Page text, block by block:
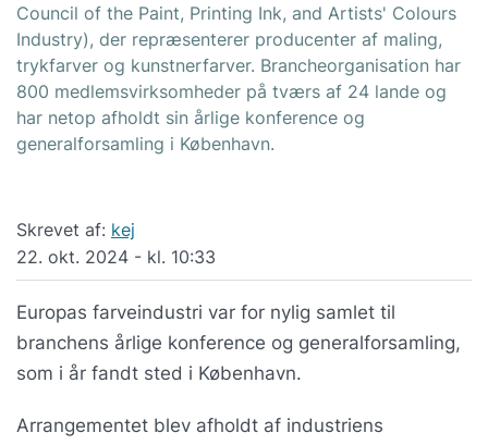
Council of the Paint, Printing Ink, and Artists' Colours
Industry), der repræsenterer producenter af maling,
trykfarver og kunstnerfarver. Brancheorganisation har
800 medlemsvirksomheder på tværs af 24 lande og
har netop afholdt sin årlige konference og
generalforsamling i København.
Skrevet af: kej
22. okt. 2024 - kl. 10:33
Europas farveindustri var for nylig samlet til
branchens årlige konference og generalforsamling,
som i år fandt sted i København.
Arrangementet blev afholdt af industriens